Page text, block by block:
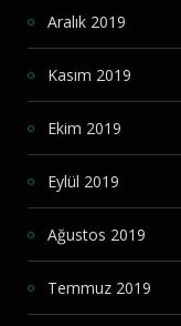
Aralık 2019
Kasım 2019
Ekim 2019
Eylül 2019
Ağustos 2019
Temmuz 2019